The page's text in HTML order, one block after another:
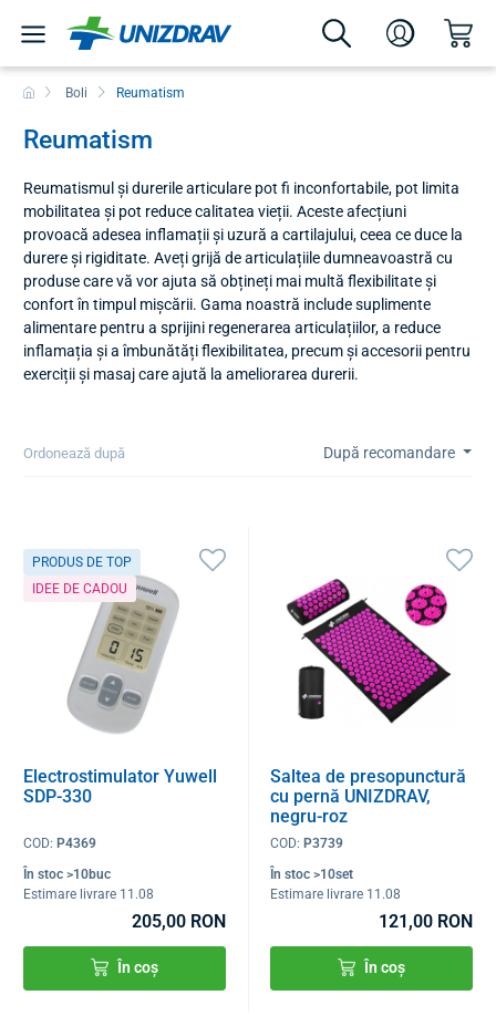
Boli Reumatism
Reumatism
Reumatismul și durerile articulare pot fi inconfortabile, pot limita
mobilitatea și pot reduce calitatea vieții. Aceste afecțiuni
provoacă adesea inflamații și uzură a cartilajului, ceea ce duce la
durere și rigiditate. Aveți grijă de articulațiile dumneavoastră cu
produse care vă vor ajuta să obțineți mai multă flexibilitate și
confort în timpul mișcării. Gama noastră include suplimente
alimentare pentru a sprijini regenerarea articulațiilor, a reduce
inflamația și a îmbunătăți flexibilitatea, precum și accesorii pentru
exerciții și masaj care ajută la ameliorarea durerii.
Ordonează după După recomandare
PRODUS DE TOP
IDEE DE CADOU
Electrostimulator Yuwell
SDP-330
COD: P4369
În stoc >10buc
Estimare livrare 11.08
205,00 RON
În coș
Saltea de presopunctură
cu pernă UNIZDRAV,
negru-roz
COD: P3739
În stoc >10set
Estimare livrare 11.08
121,00 RON
În coș